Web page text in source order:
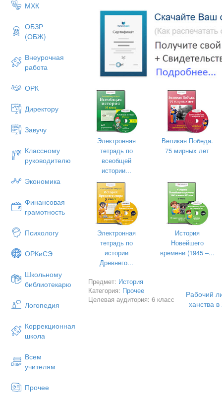
МХК
ОБЗР
(ОБЖ)
Внеурочная
работа
ОРК
Директору
Завучу
Классному
руководителю
Экономика
Финансовая
грамотность
Психологу
ОРКиСЭ
Школьному
библиотекарю
Логопедия
Коррекционная
школа
Всем
учителям
Прочее
КРИЗИС 15 лет У удшение –причины?
ЭКОН. Р ЗВИТИЕ – торговля
Электронная
тетрадь по
всеобщей
истории...
Великая Победа.
75 мирных лет
Электронная
тетрадь по
истории
Древнего...
История
Новейшего
времени (1945 –...
Предмет: История
Категория: Прочее
Целевая аудитория: 6 класс
Рабочий
ханства